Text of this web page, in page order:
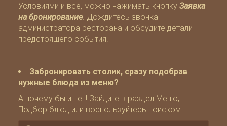
Условиями и всё, можно нажимать кнопкуЗаявка
на бронирование. Дождитесь звонка
администратора ресторана и обсудите детали
предстоящего события.
Забронировать столик, сразу подобрав
нужные блюда из меню?
А почему бы и нет! Зайдите в раздел Меню,
Подбор блюд или воспользуйтесь поиском: